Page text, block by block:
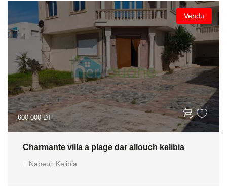
Vendu
600 000 DT
Charmante villa a plage dar allouch kelibia
Nabeul, Kelibia